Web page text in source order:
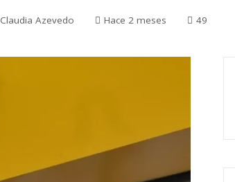
Claudia Azevedo Hace 2 meses 49